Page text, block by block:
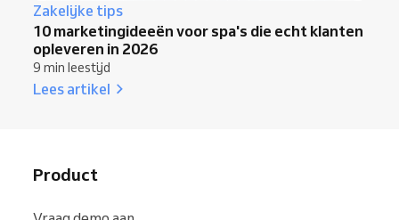
Zakelijke tips
10 marketingideeën voor spa's die echt klanten
opleveren in 2026
9 min leestijd
Lees artikel
Product